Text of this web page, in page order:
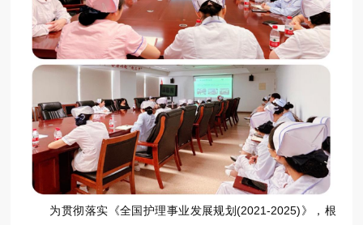
为贯彻落实《全国护理事业发展规划(2021-2025)》，根